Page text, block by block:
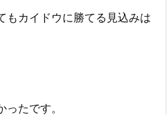
もカイドウに勝てる見込みは
たです。